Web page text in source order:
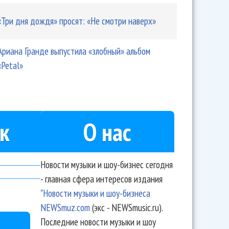
дня дождя» просят: «Не смотри наверх»
Гранде выпустила «злобный» альбом
О нас
Новости музыки и шоу-бизнес сегодня
- главная сфера интересов издания
"Новости музыки и шоу-бизнеса
NEWSmuz.com(экс - NEWSmusic.ru).
Последние новости музыки и шоу